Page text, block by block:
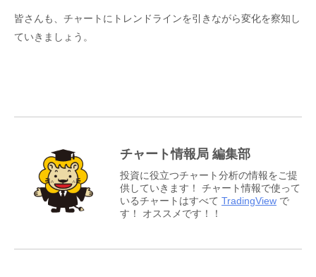
皆さんも、チャートにトレンドラインを引きながら変化を察知し
ていきましょう。
チャート情報局 編集部
投資に役立つチャート分析の情報をご提
供していきます！ チャート情報で使って
いるチャートはすべて TradingView で
す！ オススメです！！